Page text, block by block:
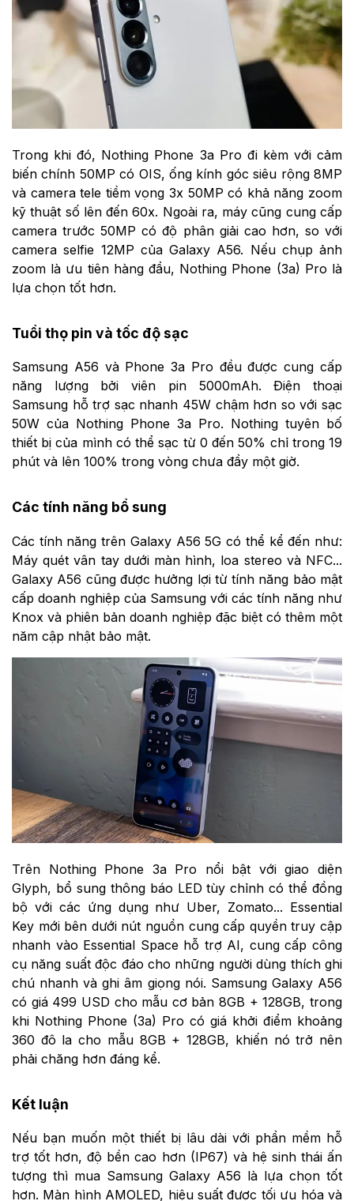
Trong khi đó, Nothing Phone 3a Pro đi kèm với cảm
biến chính 50MP có OIS, ống kính góc siêu rộng 8MP
và camera tele tiềm vọng 3x 50MP có khả năng zoom
kỹ thuật số lên đến 60x. Ngoài ra, máy cũng cung cấp
camera trước 50MP có độ phân giải cao hơn, so với
camera selfie 12MP của Galaxy A56. Nếu chụp ảnh
zoom là ưu tiên hàng đầu, Nothing Phone (3a) Pro là
lựa chọn tốt hơn.
Tuổi thọ pin và tốc độ sạc
Samsung A56 và Phone 3a Pro đều được cung cấp
năng lượng bởi viên pin 5000mAh. Điện thoại
Samsung hỗ trợ sạc nhanh 45W chậm hơn so với sạc
50W của Nothing Phone 3a Pro. Nothing tuyên bố
thiết bị của mình có thể sạc từ 0 đến 50% chỉ trong 19
phút và lên 100% trong vòng chưa đầy một giờ.
Các tính năng bổ sung
Các tính năng trên Galaxy A56 5G có thể kể đến như:
Máy quét vân tay dưới màn hình, loa stereo và NFC...
Galaxy A56 cũng được hưởng lợi từ tính năng bảo mật
cấp doanh nghiệp của Samsung với các tính năng như
Knox và phiên bản doanh nghiệp đặc biệt có thêm một
năm cập nhật bảo mật.
Trên Nothing Phone 3a Pro nổi bật với giao diện
Glyph, bổ sung thông báo LED tùy chỉnh có thể đồng
bộ với các ứng dụng như Uber, Zomato... Essential
Key mới bên dưới nút nguồn cung cấp quyền truy cập
nhanh vào Essential Space hỗ trợ AI, cung cấp công
cụ năng suất độc đáo cho những người dùng thích ghi
chú nhanh và ghi âm giọng nói. Samsung Galaxy A56
có giá 499 USD cho mẫu cơ bản 8GB + 128GB, trong
khi Nothing Phone (3a) Pro có giá khởi điểm khoảng
360 đô la cho mẫu 8GB + 128GB, khiến nó trở nên
phải chăng hơn đáng kể.
Kết luận
Nếu bạn muốn một thiết bị lâu dài với phần mềm hỗ
trợ tốt hơn, độ bền cao hơn (IP67) và hệ sinh thái ấn
tượng thì mua Samsung Galaxy A56 là lựa chọn tốt
hơn. Màn hình AMOLED, hiệu suất được tối ưu hóa và